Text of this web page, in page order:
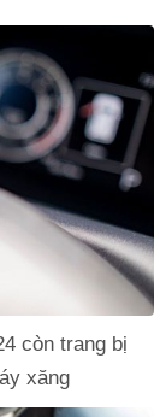
còn trang bị
xăng